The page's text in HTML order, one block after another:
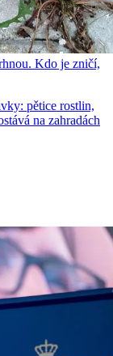
Kdo je zničí,
pětice rostlin,
na zahradách